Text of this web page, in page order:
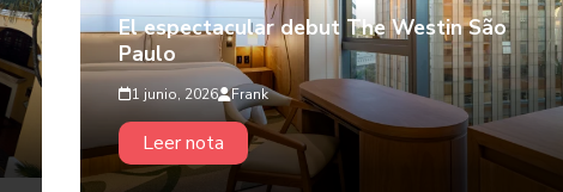
El espectacular debut The Westin São
Paulo
1 junio, 2026 Frank
Leer nota